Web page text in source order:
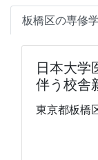
板橋区の専修
日本大学
伴う校舎
東京都板橋